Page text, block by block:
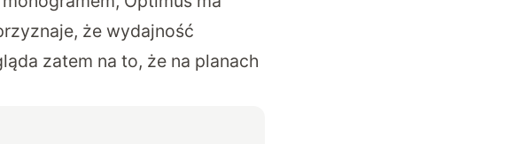
że wydajność
zatem na to, że na planach